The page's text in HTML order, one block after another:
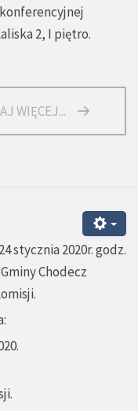
2, I piętro.
WIĘCEJ...
stycznia 2020r. godz.
Chodecz